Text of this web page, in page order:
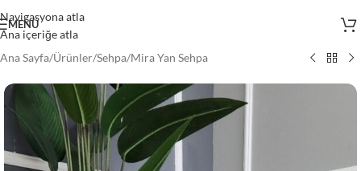
Navigasyona atla
Ana içeriğe atla
MENÜ
Ana Sayfa/Ürünler/Sehpa/Mira Yan Sehpa